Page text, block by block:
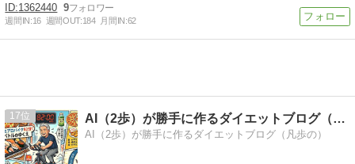
1362440 9
週間IN:16 週間OUT:184 月間IN:62
17 AI（2歩）が勝手に作るダイエットブログ（凡歩の）
AI（2歩）が勝手に作るダイエットブログ（凡歩の）